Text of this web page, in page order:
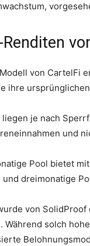
von CartelFi
ihre
je nach
und
Pool bietet
dreimonatige
von
Während solch